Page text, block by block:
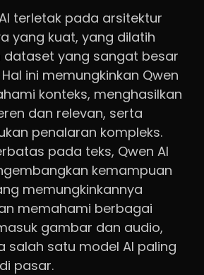
terletak pada arsitektur
yang kuat, yang dilatih
dataset yang sangat besar
ini memungkinkan Qwen
konteks, menghasilkan
dan relevan, serta
penalaran kompleks.
pada teks, Qwen AI
kemampuan
memungkinkannya
memahami berbagai
gambar dan audio,
salah satu model AI paling
pasar.